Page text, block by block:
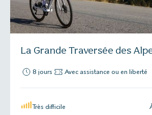
La Grande Traversée des
8 jours Avec assistance ou en liberté
Très difficile